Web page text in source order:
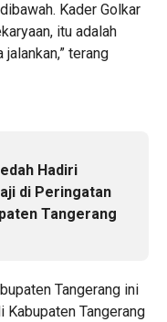
Kader Golkar
itu adalah
terang
Hadiri
di Peringatan
Tangerang
Tangerang ini
Kabupaten Tangerang